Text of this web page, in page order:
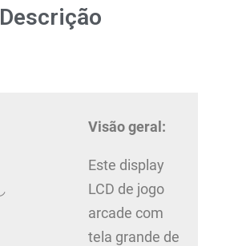
Descrição
Visão geral:
Este display
LCD de jogo
arcade com
tela grande de